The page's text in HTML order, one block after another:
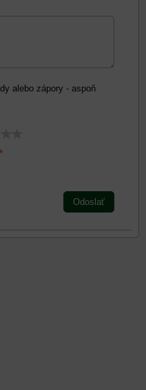
alebo zápory - aspoň
Odoslať